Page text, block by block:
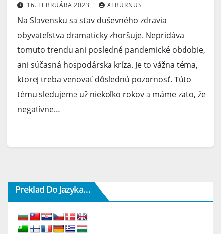
16. FEBRUÁRA 2023 ALBURNUS
Na Slovensku sa stav duševného zdravia
obyvateľstva dramaticky zhoršuje. Nepridáva
tomuto trendu ani posledné pandemické obdobie,
ani súčasná hospodárska kríza. Je to vážna téma,
ktorej treba venovať dôslednú pozornosť. Túto
tému sledujeme už niekoľko rokov a máme zato, že
negatívne…
Preklad Do Jazyka…